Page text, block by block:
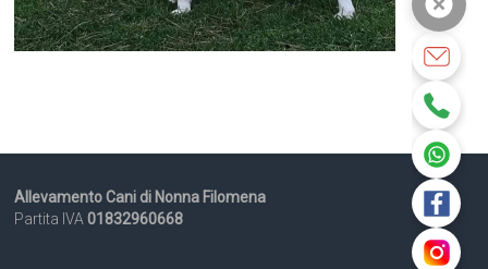
Allevamento Cani di Nonna Filomena
Partita IVA01832960668